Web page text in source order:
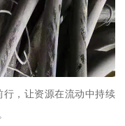
，让资源在流动中持续